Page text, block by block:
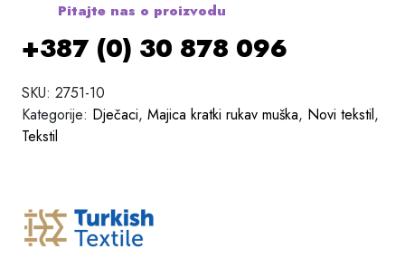
Pitajte nas o proizvodu
+387 (0) 30 878 096
SKU: 2751-10
Kategorije: Dječaci, Majica kratki rukav muška, Novi tekstil,
Tekstil